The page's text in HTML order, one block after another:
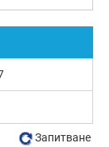
Запитване